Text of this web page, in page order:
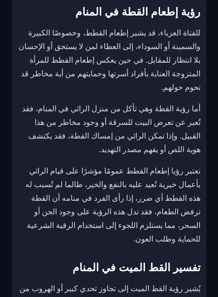
رؤية إطعام القطة في المنام
للفتاة العزباء، قد يشير إطعام القطط، وخصوصًا الكبيرة
والسمينة أو السوداء، إلى العطاء لمن لا يستحق أو الإحسان
بلا انتظار للمقابل. في حين يعكس إطعام القطط للمرأة
المتزوجة العناية بأفراد أسرتها وحمايتهم من أية مخاطر قد
تحوم حولهم.
أما رؤية القطة وهي تأكل من منزل الرائي في المنام، فقد
تُعبر عن تعرض البيت للسرقة أو وجود مخاطر من هذا
القبيل. وإذا تمكن الرائي من إمساك القطة، فقد يكتشف
هوية اللص أو يفهم مصدر التهديد.
تعتبر رؤيا إطعام القطط عمومًا مؤشرًا على قيام الرائي
بأعمال خيرية تُعيد عليه بالنفع والخير، طالما لم تُسبب له
هذه القطط أي ضرر، إذا رأى الفرد في منامه أن القطة
ترفض الطعام، فقد تدل هذه الرؤية على وجود الجن أو
السحر، مما يستلزم اللجوء إلى استخدام الرقية الشرعية
للحماية وطلب العون.
تفسير القط الميت في المنام
يُشير رؤية القط الميت إلى تجاوز تحدي كبير أو الهروب من